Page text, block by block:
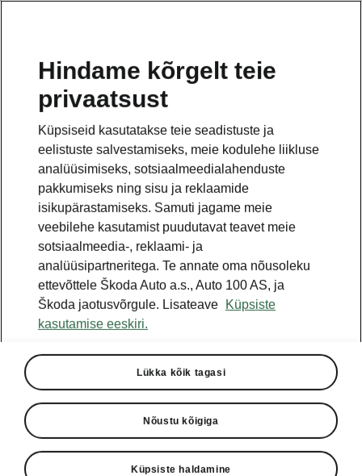
Hindame kõrgelt teie
privaatsust
Küpsiseid kasutatakse teie seadistuste ja
eelistuste salvestamiseks, meie kodulehe liikluse
analüüsimiseks, sotsiaalmeedialahenduste
pakkumiseks ning sisu ja reklaamide
isikupärastamiseks. Samuti jagame meie
veebilehe kasutamist puudutavat teavet meie
sotsiaalmeedia-, reklaami- ja
analüüsipartneritega. Te annate oma nõusoleku
ettevõttele Škoda Auto a.s., Auto 100 AS, ja
Škoda jaotusvõrgule. Lisateave
Küpsiste
kasutamise eeskiri.
Lükka kõik tagasi
Nõustu kõigiga
Küpsiste haldamine